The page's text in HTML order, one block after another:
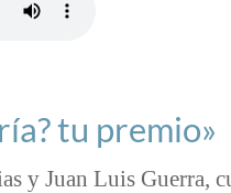
tu premio»
y Juan Luis Guerra,